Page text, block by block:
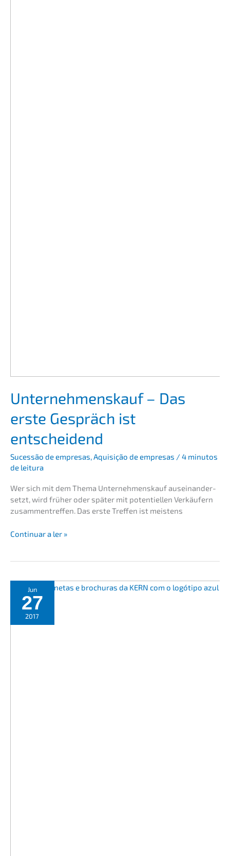
Unter­nehmens­kauf – Das
erste Gespräch ist
entscheidend
Suces­são de empre­sas,Aquisi­ção de empre­sas / 4 minutos
de leitura
Wer sich mit dem Thema Unter­nehmens­kauf ausein­an­der­
setzt, wird früher oder später mit poten­ti­el­len Verkäu­fern
zusam­men­tref­fen. Das erste Treffen ist meistens
Unter­
Das
erste
Gespräch
entschei­
Conti­nu­ar a ler »
Jun
27
2017